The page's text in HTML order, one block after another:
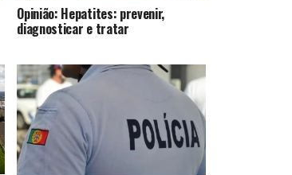
Opinião: Hepatites: prevenir,
diagnosticar e tratar